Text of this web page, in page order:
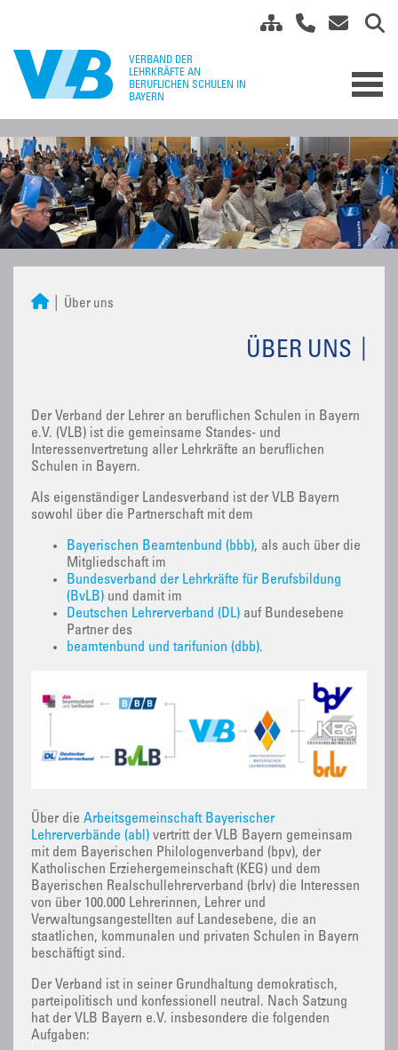
Über uns
ÜBER UNS
Der Verband der Lehrer an beruflichen Schulen in Bayern
e.V. (VLB) ist die gemeinsame Standes- und
Interessenvertretung aller Lehrkräfte an beruflichen
Schulen in Bayern.
Als eigenständiger Landesverband ist der VLB Bayern
sowohl über die Partnerschaft mit dem
Bayerischen Beamtenbund (bbb), als auch über die
Mitgliedschaft im
Bundesverband der Lehrkräfte für Berufsbildung
(BvLB) und damit im
Deutschen Lehrerverband (DL) auf Bundesebene
Partner des
beamtenbund und tarifunion (dbb).
Über die Arbeitsgemeinschaft Bayerischer
Lehrerverbände (abl) vertritt der VLB Bayern gemeinsam
mit dem Bayerischen Philologenverband (bpv), der
Katholischen Erziehergemeinschaft (KEG) und dem
Bayerischen Realschullehrerverband (brlv) die Interessen
von über 100.000 Lehrerinnen, Lehrer und
Verwaltungsangestellten auf Landesebene, die an
staatlichen, kommunalen und privaten Schulen in Bayern
beschäftigt sind.
Der Verband ist in seiner Grundhaltung demokratisch,
parteipolitisch und konfessionell neutral. Nach Satzung
hat der VLB Bayern e.V. insbesondere die folgenden
Aufgaben: